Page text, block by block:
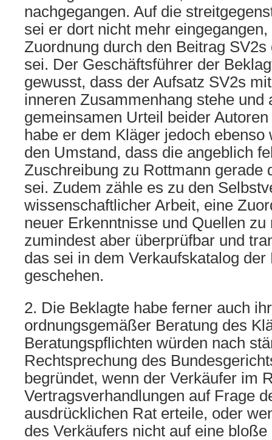
nachgegangen. Auf die
sei er dort nicht mehr
Zuordnung durch den Beitrag
sei. Der Geschäftsführer der
gewusst, dass der Aufsatz SV2s
inneren Zusammenhang stehe und
gemeinsamen Urteil beider
habe er dem Kläger jedoch
den Umstand, dass die angeblich
Zuschreibung zu Rottmann gerade
sei. Zudem zähle es zu den
wissenschaftlicher Arbeit, eine
neuer Erkenntnisse und Quellen zu
zumindest aber überprüfbar und
das sei in dem Verkaufskatalog der
geschehen.
2. Die Beklagte habe ferner auch
ordnungsgemäßer Beratung des
Beratungspflichten würden nach
Rechtsprechung des
begründet, wenn der Verkäufer im
Vertragsverhandlungen auf Frage
ausdrücklichen Rat erteile, oder
des Verkäufers nicht auf eine